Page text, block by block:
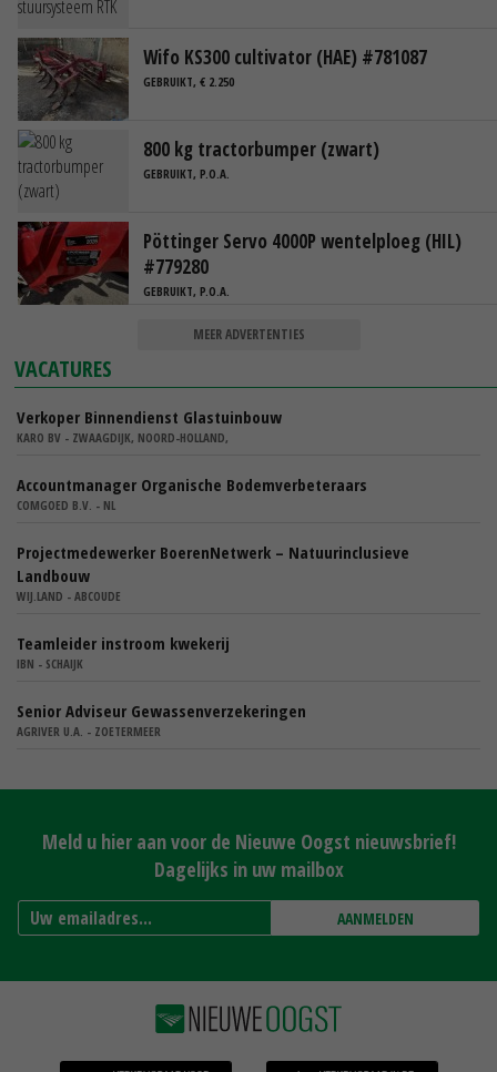
Wifo KS300 cultivator (HAE) #781087
GEBRUIKT, € 2.250
800 kg tractorbumper (zwart)
GEBRUIKT, P.O.A.
Pöttinger Servo 4000P wentelploeg (HIL)
#779280
GEBRUIKT, P.O.A.
MEER ADVERTENTIES
VACATURES
Verkoper Binnendienst Glastuinbouw
KARO BV - ZWAAGDIJK, NOORD-HOLLAND,
Accountmanager Organische Bodemverbeteraars
COMGOED B.V. - NL
Projectmedewerker BoerenNetwerk – Natuurinclusieve
Landbouw
WIJ.LAND - ABCOUDE
Teamleider instroom kwekerij
IBN - SCHAIJK
Senior Adviseur Gewassenverzekeringen
AGRIVER U.A. - ZOETERMEER
Meld u hier aan voor de Nieuwe Oogst nieuwsbrief!
Dagelijks in uw mailbox
AANMELDEN